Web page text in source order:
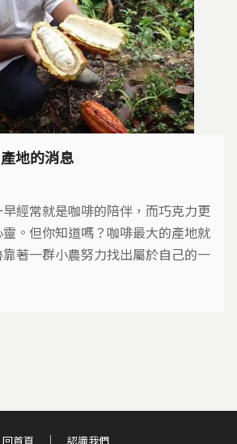
地的消息
經常就是咖啡的陪伴，而巧克力更
。但你知道嗎？咖啡最大的產地就
著一群小農努力找出屬於自己的一
機咖啡第一名，也是最早出口有機
怎麼辦到的？這些產地的故事，我
回首頁 認識我們